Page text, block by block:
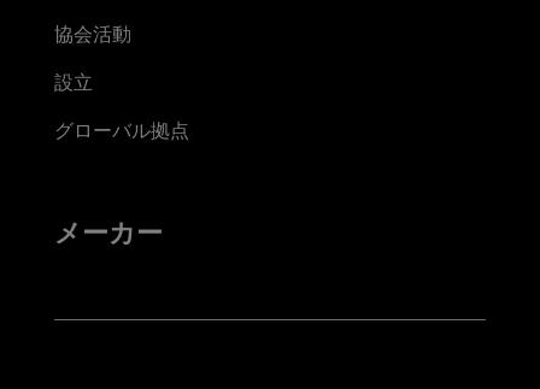
協会活動
設立
グローバル拠点
メーカー